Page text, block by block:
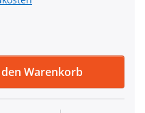
- Farbe: rot - 25mm
Warenkorb